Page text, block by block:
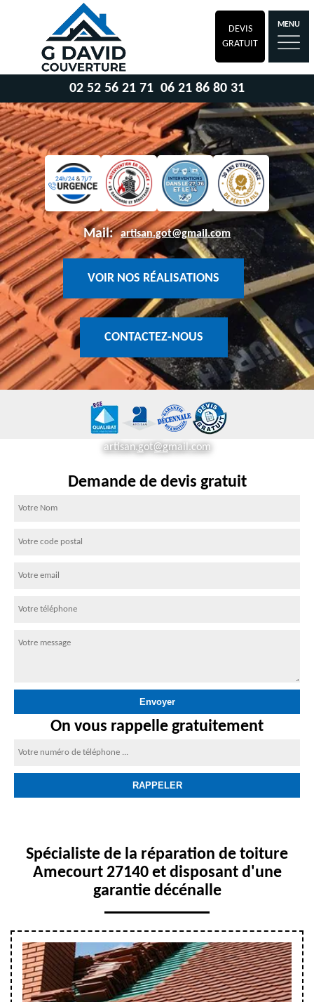
DEVIS
GRATUIT
MENU
02 52 56 21 71 06 21 86 80 31
Mail: artisan.got@gmail.com
VOIR NOS RÉALISATIONS
CONTACTEZ-NOUS
artisan.got@gmail.com
Demande de devis gratuit
On vous rappelle gratuitement
Spécialiste de la réparation de toiture
Amecourt 27140 et disposant d'une
garantie décénalle